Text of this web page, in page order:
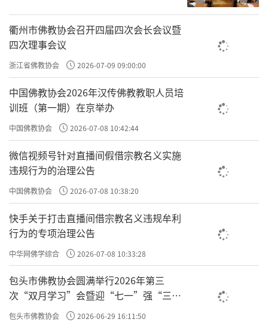
衢州市佛教协会召开四届四次会长会议暨
四次理事会议
浙江省佛教协会 2026-07-09 09:00:00
中国佛教协会2026年汉传佛教教职人员培
训班（第一期）在京举办
中国佛教协会 2026-07-08 10:42:44
微信视频号针对直播间假借宗教名义实施
违规行为的治理公告
中国佛教协会 2026-07-08 10:38:20
快手关于打击直播间借宗教名义违规牟利
行为的专项治理公告
中华网佛学综合 2026-07-08 10:33:28
包头市佛教协会圆满举行2026年第三
次“双月学习”会暨迎“七一”强“三
爱”主题书画笔会
包头市佛教协会 2026-06-29 16:11:50